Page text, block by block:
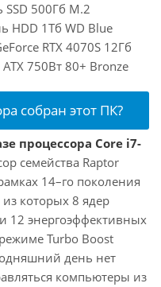
SSD 500Гб M.2
HDD 1Тб WD Blue
RTX 4070S 12Гб
750Вт 80+ Bronze
собран этот ПК?
процессора Core i7-
семейства Raptor
14–го поколения
которых 8 ядер
12 энергоэффективных
Turbo Boost
день нет
компьютеры из